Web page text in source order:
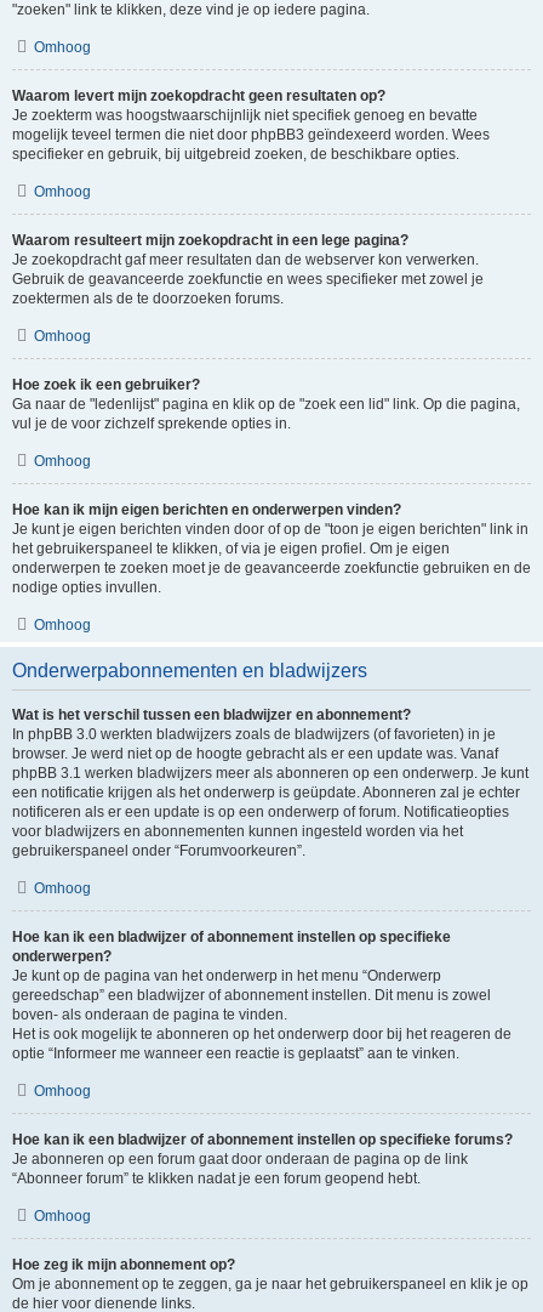
"zoeken" link te klikken, deze vind je op iedere pagina.
Omhoog
Waarom levert mijn zoekopdracht geen resultaten op?
Je zoekterm was hoogstwaarschijnlijk niet specifiek genoeg en bevatte
mogelijk teveel termen die niet door phpBB3 geïndexeerd worden. Wees
specifieker en gebruik, bij uitgebreid zoeken, de beschikbare opties.
Omhoog
Waarom resulteert mijn zoekopdracht in een lege pagina?
Je zoekopdracht gaf meer resultaten dan de webserver kon verwerken.
Gebruik de geavanceerde zoekfunctie en wees specifieker met zowel je
zoektermen als de te doorzoeken forums.
Omhoog
Hoe zoek ik een gebruiker?
Ga naar de "ledenlijst" pagina en klik op de "zoek een lid" link. Op die pagina,
vul je de voor zichzelf sprekende opties in.
Omhoog
Hoe kan ik mijn eigen berichten en onderwerpen vinden?
Je kunt je eigen berichten vinden door of op de "toon je eigen berichten" link in
het gebruikerspaneel te klikken, of via je eigen profiel. Om je eigen
onderwerpen te zoeken moet je de geavanceerde zoekfunctie gebruiken en de
nodige opties invullen.
Omhoog
Onderwerpabonnementen en bladwijzers
Wat is het verschil tussen een bladwijzer en abonnement?
In phpBB 3.0 werkten bladwijzers zoals de bladwijzers (of favorieten) in je
browser. Je werd niet op de hoogte gebracht als er een update was. Vanaf
phpBB 3.1 werken bladwijzers meer als abonneren op een onderwerp. Je kunt
een notificatie krijgen als het onderwerp is geüpdate. Abonneren zal je echter
notificeren als er een update is op een onderwerp of forum. Notificatieopties
voor bladwijzers en abonnementen kunnen ingesteld worden via het
gebruikerspaneel onder “Forumvoorkeuren”.
Omhoog
Hoe kan ik een bladwijzer of abonnement instellen op specifieke
onderwerpen?
Je kunt op de pagina van het onderwerp in het menu “Onderwerp
gereedschap” een bladwijzer of abonnement instellen. Dit menu is zowel
boven- als onderaan de pagina te vinden.
Het is ook mogelijk te abonneren op het onderwerp door bij het reageren de
optie “Informeer me wanneer een reactie is geplaatst” aan te vinken.
Omhoog
Hoe kan ik een bladwijzer of abonnement instellen op specifieke forums?
Je abonneren op een forum gaat door onderaan de pagina op de link
“Abonneer forum” te klikken nadat je een forum geopend hebt.
Omhoog
Hoe zeg ik mijn abonnement op?
Om je abonnement op te zeggen, ga je naar het gebruikerspaneel en klik je op
de hier voor dienende links.